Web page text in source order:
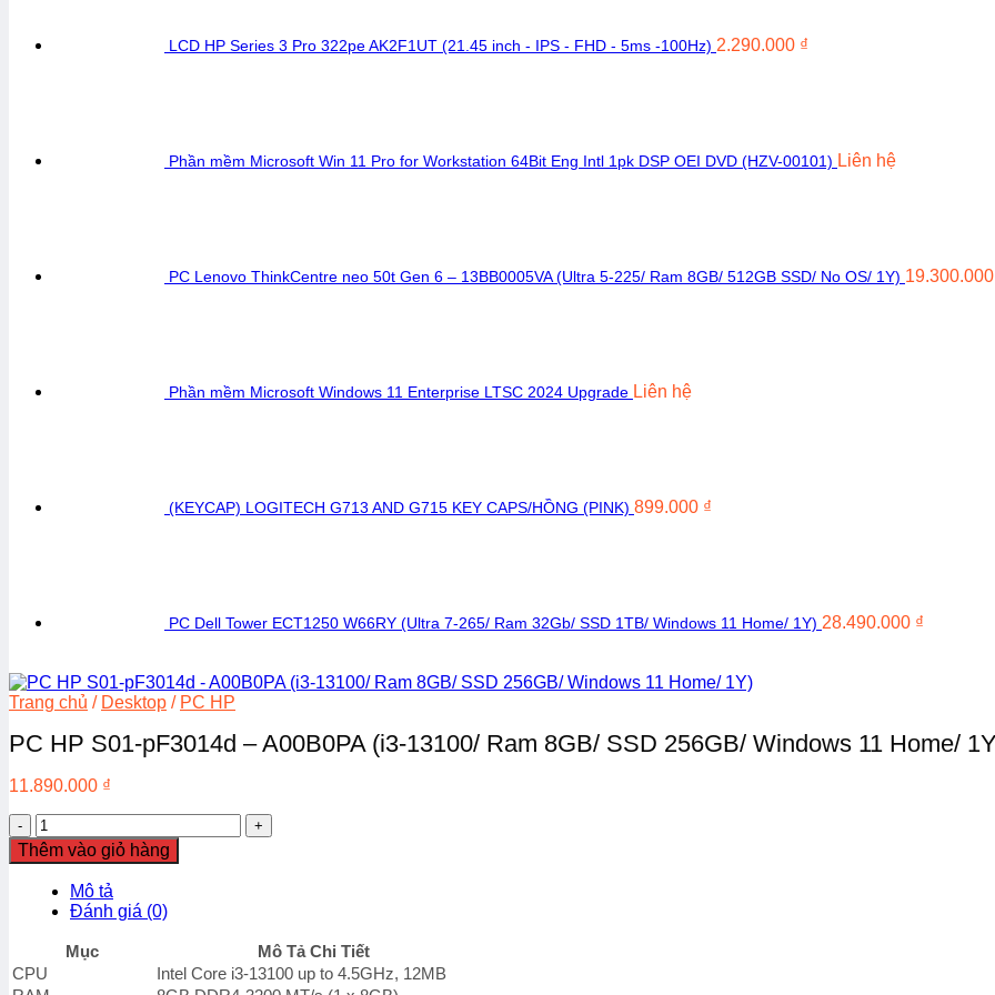
LCD HP Series 3 Pro 322pe AK2F1UT (21.45 inch - IPS - FHD - 5ms -100Hz) 2.290.000 ₫
Phần mềm Microsoft Win 11 Pro for Workstation 64Bit Eng Intl 1pk DSP OEI DVD (HZV-00101) Liên hệ
PC Lenovo ThinkCentre neo 50t Gen 6 – 13BB0005VA (Ultra 5-225/ Ram 8GB/ 512GB SSD/ No OS/ 1Y)
Phần mềm Microsoft Windows 11 Enterprise LTSC 2024 Upgrade Liên hệ
(KEYCAP) LOGITECH G713 AND G715 KEY CAPS/HỒNG (PINK) 899.000 ₫
PC Dell Tower ECT1250 W66RY (Ultra 7-265/ Ram 32Gb/ SSD 1TB/ Windows 11 Home/ 1Y) 28.490.000 ₫
Trang chủ / Desktop / PC HP
PC HP S01-pF3014d – A00B0PA (i3-13100/ Ram 8GB/ SSD 256GB/ Windows 11 Home/
11.890.000 ₫
PC
HP
S01-
pF3014d
A00B0PA
13100/
Ram
Thêm vào giỏ hàng
Mô tả
Đánh giá (0)
Mục
Mô Tả Chi Tiết
CPU
Intel Core i3-13100 up to 4.5GHz, 12MB